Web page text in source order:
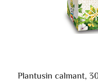
Plantusin calmant,